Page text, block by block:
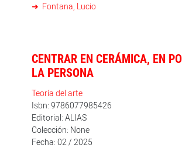
Fontana, Lucio
CENTRAR EN CERÁMICA, EN
LA PERSONA
Teoría del arte
Isbn: 9786077985426
Editorial: ALIAS
Colección: None
Fecha: 02 / 2025